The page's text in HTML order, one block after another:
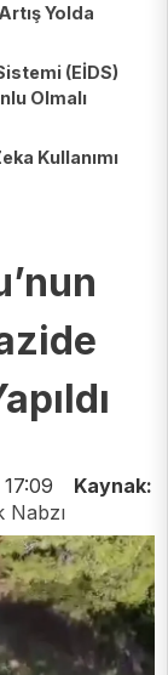
Yolda
(EİDS)
Olmalı
Kullanımı
Kaynak:
Nabzı